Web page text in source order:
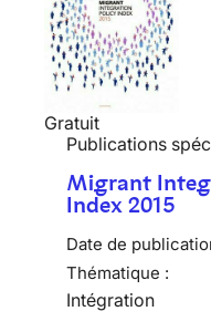
Gratuit
Publications
Migrant
Index 2015
Date de
Thématique :
Intégration